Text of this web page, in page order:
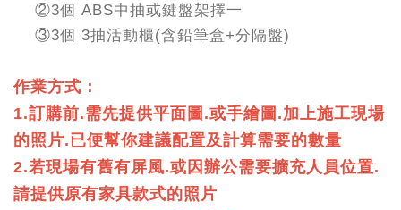
②3個 ABS中抽或鍵盤架擇一
③3個 3抽活動櫃(含鉛筆盒+分隔盤)
作業方式：
1.訂購前.需先提供平面圖.或手繪圖.加上施工現場
的照片.已便幫你建議配置及計算需要的數量
2.若現場有舊有屏風.或因辦公需要擴充人員位置.
請提供原有家具款式的照片